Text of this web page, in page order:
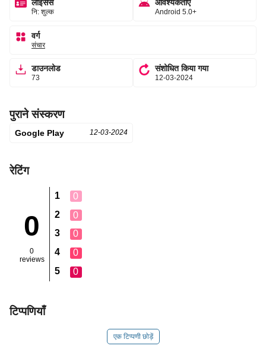
लाइसेंस
नि: शुल्क
आवश्यकताएँ
Android 5.0+
वर्ग
संचार
डाउनलोड
73
संशोधित किया गया
12-03-2024
पुराने संस्करण
Google Play 12-03-2024
रेटिंग
0
0
reviews
1
0
2
0
3
0
4
0
5
0
टिप्पणियाँ
एक टिप्पणी छोड़ें